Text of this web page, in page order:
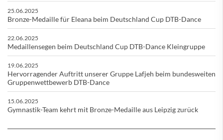
25.06.2025
Bronze-Medaille für Eleana beim Deutschland Cup DTB-Dance
22.06.2025
Medaillensegen beim Deutschland Cup DTB-Dance Kleingruppe
19.06.2025
Hervorragender Auftritt unserer Gruppe Lafjeh beim bundesweiten
Gruppenwettbewerb DTB-Dance
15.06.2025
Gymnastik-Team kehrt mit Bronze-Medaille aus Leipzig zurück